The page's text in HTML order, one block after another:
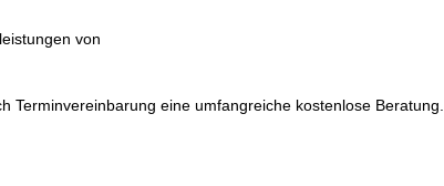
von
Terminvereinbarung eine umfangreiche kostenlose Beratung.